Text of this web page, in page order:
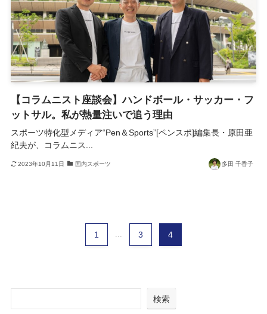
【コラムニスト座談会】ハンドボール・サッカー・フ
ットサル。私が熱量注いで追う理由
スポーツ特化型メディア“Pen＆Sports”[ペンスポ]編集長・原田亜
紀夫が、コラムニス...
2023年10月11日 国内スポーツ 多田 千香子
1 ... 3 4
検索